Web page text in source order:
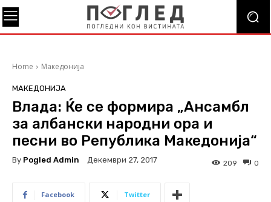
Home Македонија
МАКЕДОНИЈА
Влада: Ќе се формира „Ансамбл
за албански народни ора и
песни во Република Македонија“
By Pogled Admin Декември 27, 2017 0
209
Facebook Twitter